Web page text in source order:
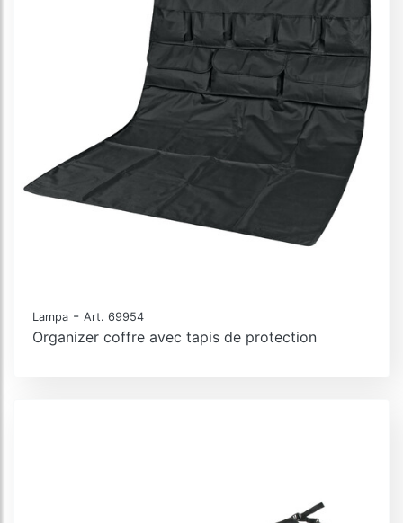
Lampa - Art. 69954
Organizer coffre avec tapis de protection